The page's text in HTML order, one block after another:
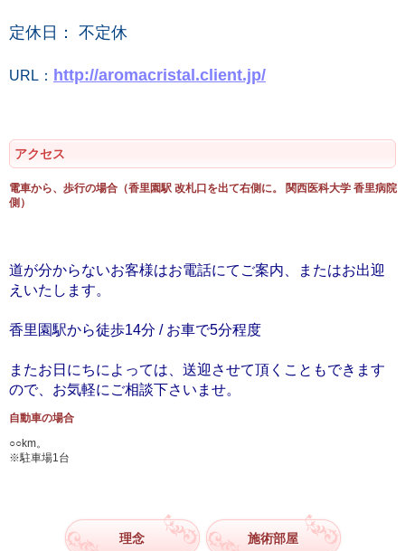
定休日： 不定休
URL： http://aromacristal.client.jp/
アクセス
電車から、歩行の場合（香里園駅 改札口を出て右側に。 関西医科大学 香里病院
側）
道が分からないお客様はお電話にてご案内、またはお出迎
えいたします。
香里園駅から徒歩14分 / お車で5分程度
またお日にちによっては、送迎させて頂くこともできます
ので、お気軽にご相談下さいませ。
自動車の場合
○○km。
※駐車場1台
理念 施術部屋